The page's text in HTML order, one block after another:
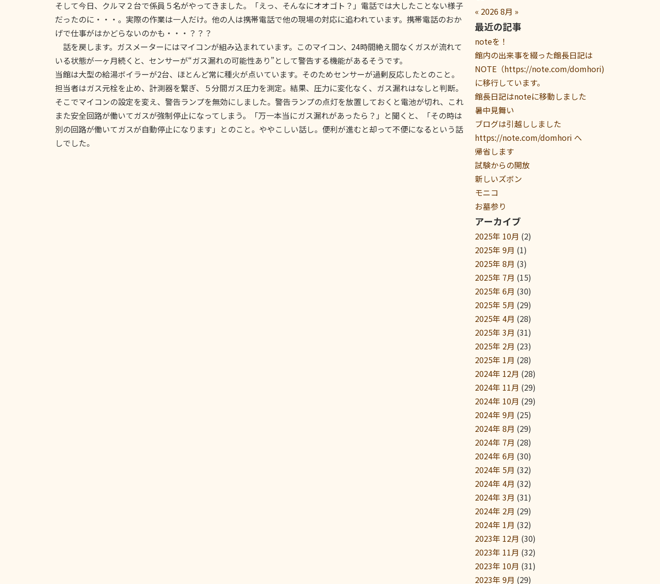
そして今日、クルマ２台で係員５名がやってきました。「えっ、そんなにオオゴト？」電話では大したことない様子
だったのに・・・。実際の作業は一人だけ。他の人は携帯電話で他の現場の対応に追われています。携帯電話のおか
げで仕事がはかどらないのかも・・・？？？
話を戻します。ガスメーターにはマイコンが組み込まれています。このマイコン、24時間絶え間なくガスが流れて
いる状態が一ヶ月続くと、センサーが“ガス漏れの可能性あり”として警告する機能があるそうです。
当館は大型の給湯ボイラーが2台、ほとんど常に種火が点いています。そのためセンサーが過剰反応したとのこと。
担当者はガス元栓を止め、計測器を繋ぎ、５分間ガス圧力を測定。結果、圧力に変化なく、ガス漏れはなしと判断。
そこでマイコンの設定を変え、警告ランプを無効にしました。警告ランプの点灯を放置しておくと電池が切れ、これ
また安全回路が働いてガスが強制停止になってしまう。「万一本当にガス漏れがあったら？」と聞くと、「その時は
別の回路が働いてガスが自動停止になります」とのこと。ややこしい話し。便利が進むと却って不便になるという話
しでした。
« 20268月 »
最近の記事
noteを！
館内の出来事を綴った館長日記は
NOTE（https://note.com/domhori)
に移行しています。
館長日記はnoteに移動しました
暑中見舞い
ブログは引越ししました
https://note.com/domhori へ
帰省します
試験からの開放
新しいズボン
モニコ
お墓参り
アーカイブ
2025年 10月 (2)
2025年 9月 (1)
2025年 8月 (3)
2025年 7月 (15)
2025年 6月 (30)
2025年 5月 (29)
2025年 4月 (28)
2025年 3月 (31)
2025年 2月 (23)
2025年 1月 (28)
2024年 12月 (28)
2024年 11月 (29)
2024年 10月 (29)
2024年 9月 (25)
2024年 8月 (29)
2024年 7月 (28)
2024年 6月 (30)
2024年 5月 (32)
2024年 4月 (32)
2024年 3月 (31)
2024年 2月 (29)
2024年 1月 (32)
2023年 12月 (30)
2023年 11月 (32)
2023年 10月 (31)
2023年 9月 (29)